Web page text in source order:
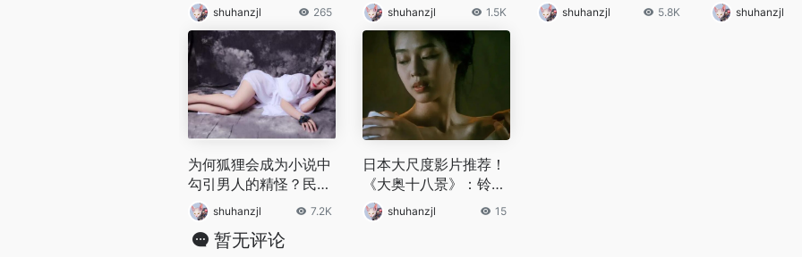
合成年人观看
shuhanzjl 265 根本不敢轻易恋爱
shuhanzjl 1.5K 多的意义在哪？
shuhanzjl 5.8K 吗？ shuhanzjl
为何狐狸会成为小说中
勾引男人的精怪？民间
传说是真的吗？
shuhanzjl 7.2K
日本大尺度影片推荐！
《大奥十八景》：铃木
则文执导，大奥深闺中
的权力角逐与情事纠葛
shuhanzjl 15
暂无评论